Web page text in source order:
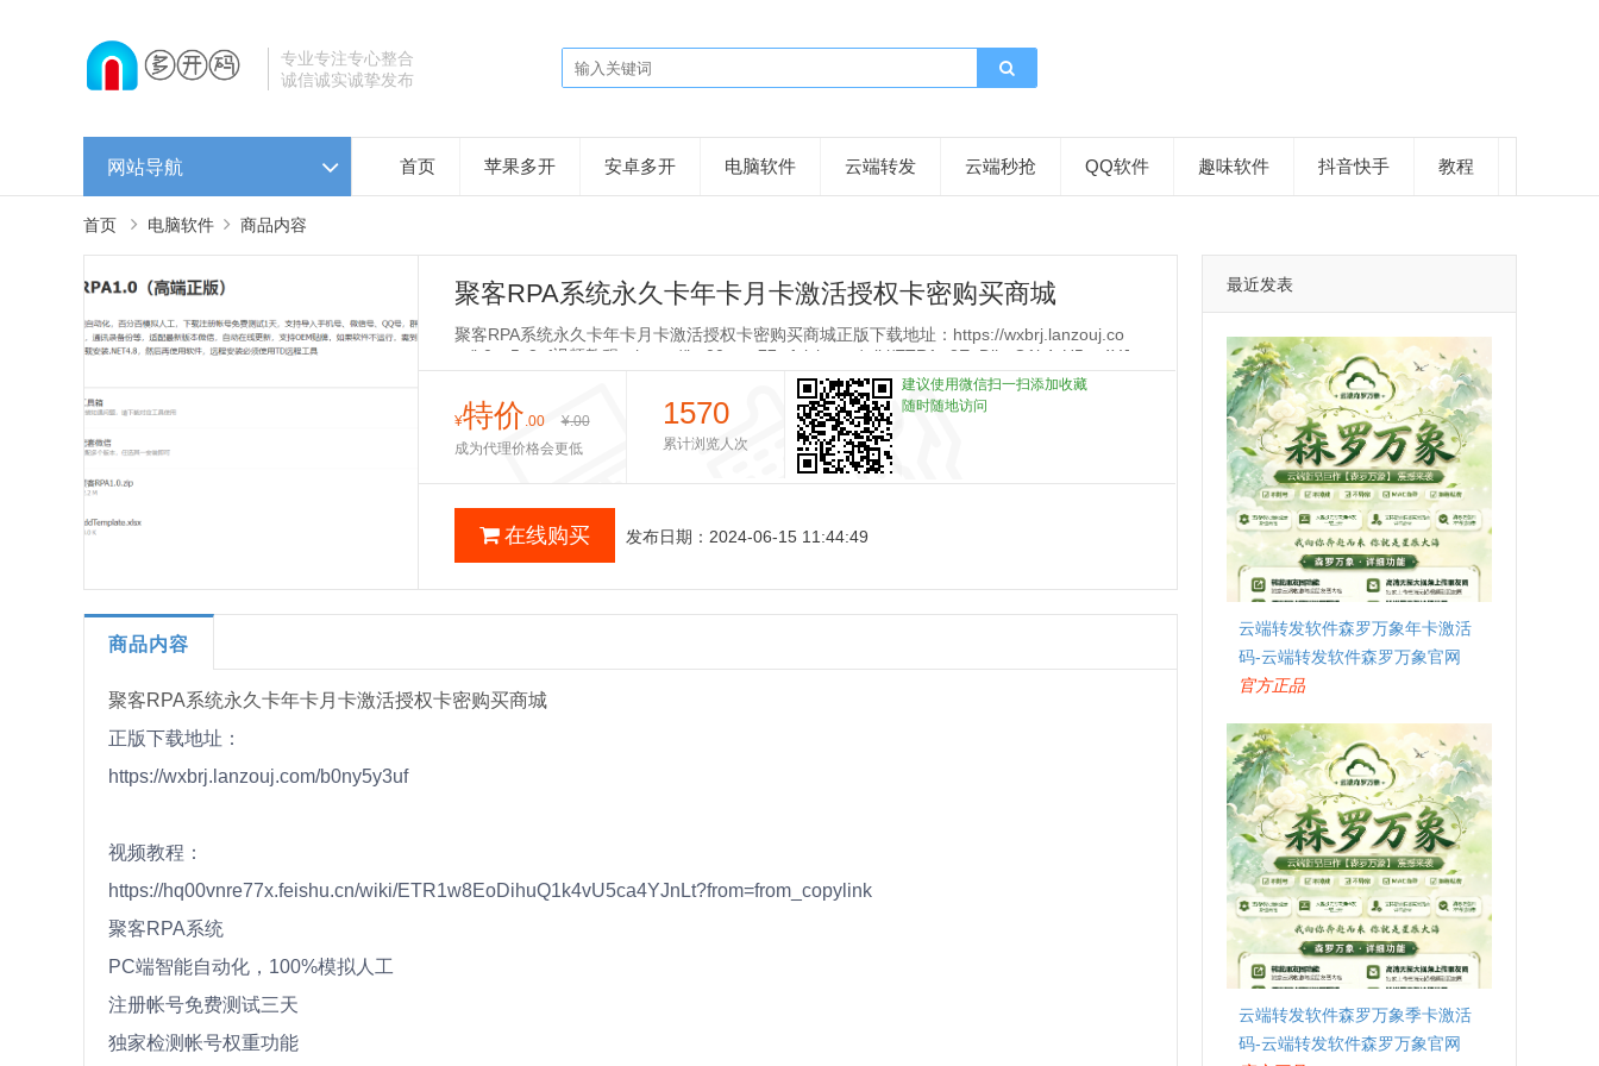
专业专注专心整合
诚信诚实诚挚发布
网站导航 首页 苹果多开 安卓多开 电脑软件 云端转发 云端秒抢 QQ软件 趣味软件 抖音快手 教程
首页 电脑软件 商品内容
聚客RPA系统永久卡年卡月卡激活授权卡密购买商城
聚客RPA系统永久卡年卡月卡激活授权卡密购买商城正版下载地址：https://wxbrj.lanzouj.co
m/b0ny5y3uf视频教程：https://hq00vnre77x.feishu.cn/wiki/ETR1w8EoDihuQ1k4vU5ca4YJn
Lt?from=from_copylink聚客RPA系统PC端智能自动化，100%模拟人工注册帐号免费测试三
天独家检测帐号权重功能独家根据权重智能分配任务独家支持通讯
¥特价.00 ¥.00
成为代理价格会更低
1570
累计浏览人次
建议使用微信扫一扫添加收藏
随时随地访问
在线购买 发布日期：2024-06-15 11:44:49
商品内容
聚客RPA系统永久卡年卡月卡激活授权卡密购买商城
正版下载地址：
https://wxbrj.lanzouj.com/b0ny5y3uf
视频教程：
https://hq00vnre77x.feishu.cn/wiki/ETR1w8EoDihuQ1k4vU5ca4YJnLt?from=from_copylink
聚客RPA系统
PC端智能自动化，100%模拟人工
注册帐号免费测试三天
独家检测帐号权重功能
最近发表
云端转发软件森罗万象年卡激活
码-云端转发软件森罗万象官网
官方正品
云端转发软件森罗万象季卡激活
码-云端转发软件森罗万象官网